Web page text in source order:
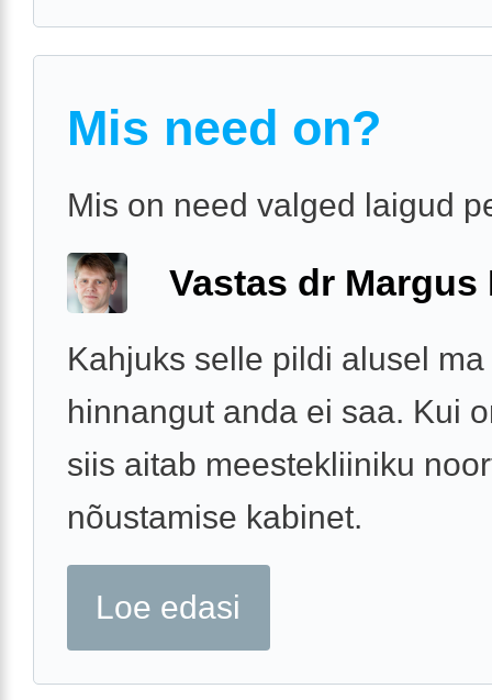
Mis need on?
Mis on need valged laigud
Vastas dr Margus
Kahjuks selle pildi alusel
hinnangut anda ei saa. Kui
siis aitab meestekliiniku
nõustamise kabinet.
Loe edasi